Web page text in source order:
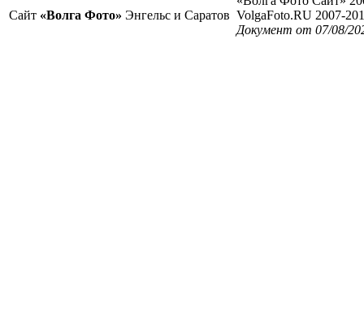
Сайт «Волга Фото» Энгельс и Саратов VolgaFoto.RU 2007-
Документ от 07/08/